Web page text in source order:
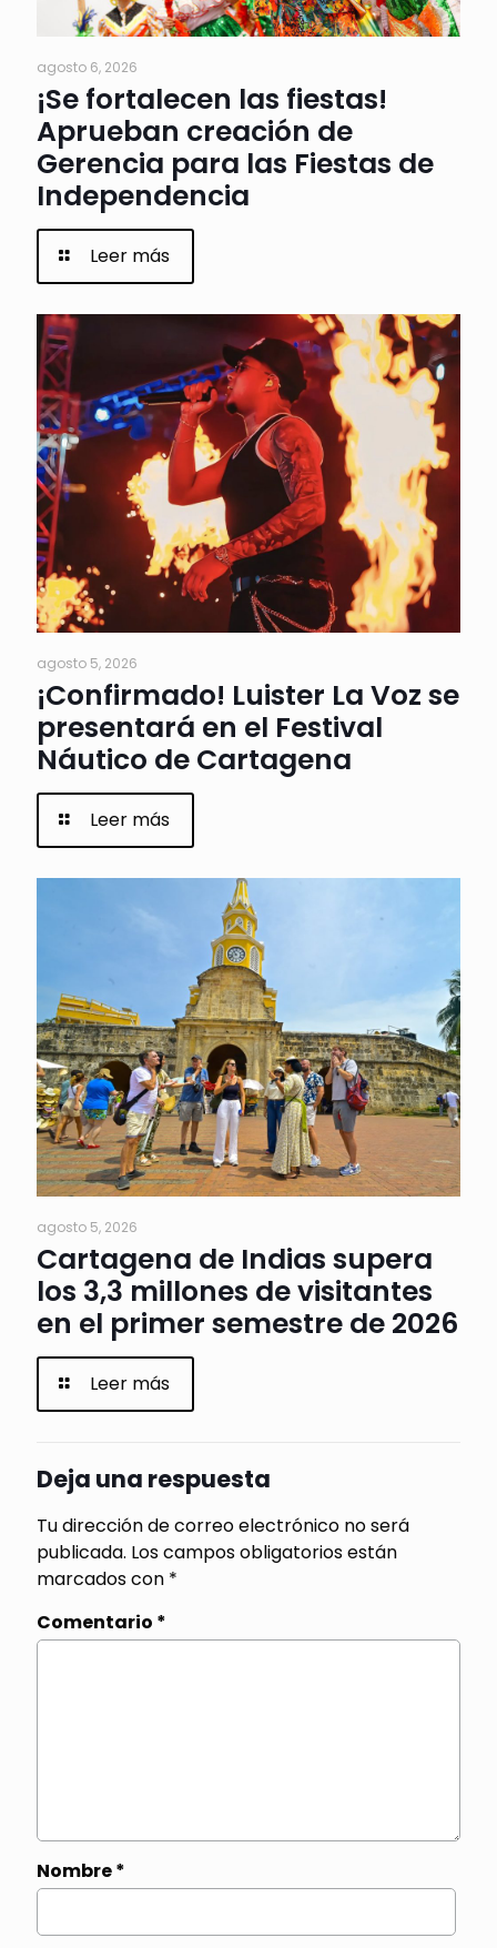
agosto 6, 2026
¡Se fortalecen las fiestas!
Aprueban creación de
Gerencia para las Fiestas de
Independencia
Leer más
agosto 5, 2026
¡Confirmado! Luister La Voz se
presentará en el Festival
Náutico de Cartagena
Leer más
agosto 5, 2026
Cartagena de Indias supera
los 3,3 millones de visitantes
en el primer semestre de 2026
Leer más
Deja una respuesta
Tu dirección de correo electrónico no será
publicada. Los campos obligatorios están
marcados con *
Comentario *
Nombre*